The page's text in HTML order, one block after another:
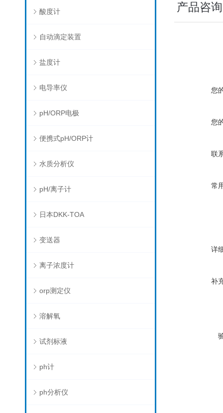
酸度计
自动滴定装置
盐度计
电导率仪
pH/ORP电极
便携式pH/ORP计
水质分析仪
pH/离子计
日本DKK-TOA
变送器
离子浓度计
orp测定仪
溶解氧
试剂标液
ph计
ph分析仪
产品咨询
您
您
联
常
详
补